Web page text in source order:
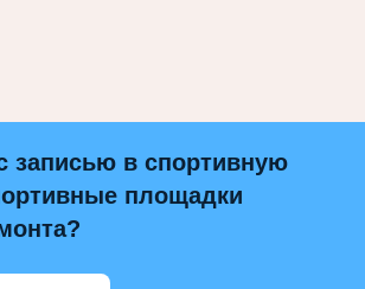
записью в спортивную
площадки